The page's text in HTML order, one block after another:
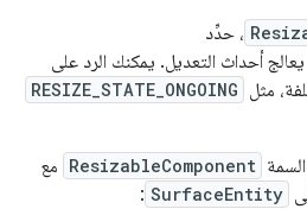
، حدِّد
يعالج أحداث التعديل. يمكنك الرد على
مثل RESIZE_STATE_ONGOING
ResizableComponent مع
SurfaceEntity
: